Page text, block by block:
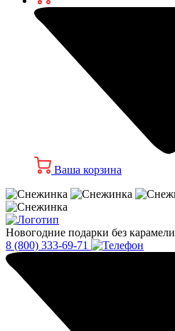
Ваша корзина
Новогодние подарки без карамели
8 (800) 333-69-71